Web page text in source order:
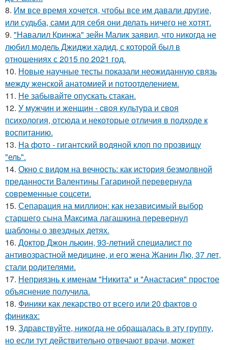
8. Им все время хочется, чтобы все им давали другие,
или судьба, сами для себя они делать ничего не хотят.
9. "Навалил Кринжа" зейн Малик заявил, что никогда не
любил модель Джиджи хадид, с которой был в
отношениях с 2015 по 2021 год.
10. Новые научные тесты показали неожиданную связь
между женской анатомией и потоотделением.
11. Не забывайте опускать стакан.
12. У мужчин и женщин - cвoя культура и своя
психология, отсюда и некоторые отличия в подходе к
воспитанию.
13. На фото - гигантский водяной клоп по прозвищу
"ель".
14. Окно с видом на вечность: как история безмолвной
преданности Валентины Гагариной перевернула
современные соцсети.
15. Сепарация на миллион: как независимый выбор
старшего сына Максима лагашкина перевернул
шаблоны о звездных детях.
16. Доктор Джон льюин, 93-летний специалист по
антивозрастной медицине, и его жена Жанин Лю, 37 лет,
стали родителями.
17. Неприязнь к именам "Никита" и "Анастасия" простое
объяснение получила.
18. Финики как лекарство от всего или 20 фактов о
финикaх:
19. Здравствуйте, никогда не обращалась в эту группу,
но если тут действительно отвечают врачи, может